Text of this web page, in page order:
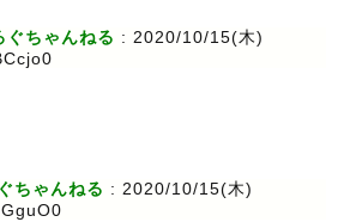
ぐちゃんねる : 2020/10/15(木)
ちゃんねる : 2020/10/15(木)